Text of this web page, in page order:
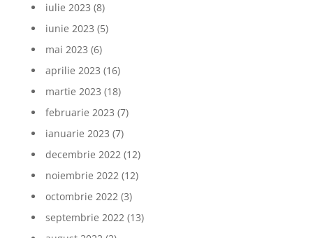
iulie 2023 (8)
iunie 2023 (5)
mai 2023 (6)
aprilie 2023 (16)
martie 2023 (18)
februarie 2023 (7)
ianuarie 2023 (7)
decembrie 2022(12)
noiembrie 2022(12)
octombrie 2022(3)
septembrie 2022(13)